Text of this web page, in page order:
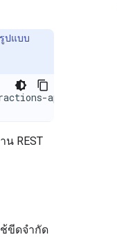
ปแบบ
api
น REST
ขีดจำกัด